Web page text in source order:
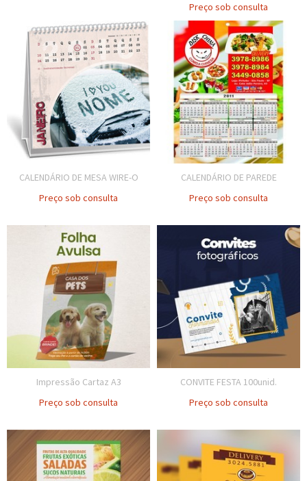
Preço sob consulta
CALENDÁRIO DE MESA WIRE-O
Preço sob consulta
CALENDÁRIO DE PAREDE
Preço sob consulta
Impressão Cartaz A3
Preço sob consulta
CONVITE FESTA 100unid.
Preço sob consulta